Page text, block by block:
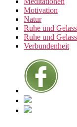
Motivation
Natur
Ruhe und
Ruhe und
Verbundenheit